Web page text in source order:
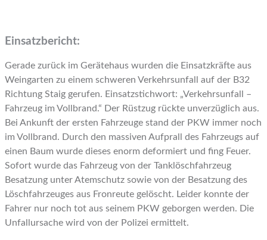
Einsatzbericht:
Gerade zurück im Gerätehaus wurden die Einsatzkräfte aus
Weingarten zu einem schweren Verkehrsunfall auf der B32
Richtung Staig gerufen. Einsatzstichwort: „Verkehrsunfall –
Fahrzeug im Vollbrand.“ Der Rüstzug rückte unverzüglich aus.
Bei Ankunft der ersten Fahrzeuge stand der PKW immer noch
im Vollbrand. Durch den massiven Aufprall des Fahrzeugs auf
einen Baum wurde dieses enorm deformiert und fing Feuer.
Sofort wurde das Fahrzeug von der Tanklöschfahrzeug
Besatzung unter Atemschutz sowie von der Besatzung des
Löschfahrzeuges aus Fronreute gelöscht. Leider konnte der
Fahrer nur noch tot aus seinem PKW geborgen werden. Die
Unfallursache wird von der Polizei ermittelt.